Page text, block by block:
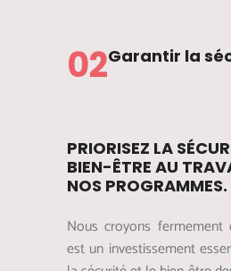
02Garantir la
PRIORISEZ LA
BIEN-ÊTRE AU
NOS PROGRAMMES.
Nous croyons
est un investissement